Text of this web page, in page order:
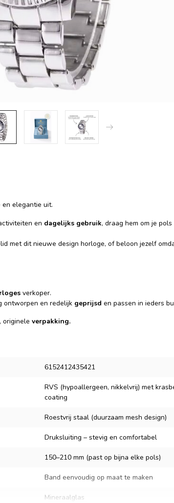
elegantie uit.
en dagelijks gebruik, draag hem om je
met dit nieuwe design horloge, of beloon jezelf
verkoper.
ontworpen en redelijk geprijsd en passen in ieders
originele verpakking.
6152412435421
RVS (hypoallergeen, nikkelvrij) met
coating
Roestvrij staal (duurzaam mesh design)
Druksluiting – stevig en comfortabel
150–210 mm (past op bijna elke pols)
Band eenvoudig op maat te maken
Mineraalglas